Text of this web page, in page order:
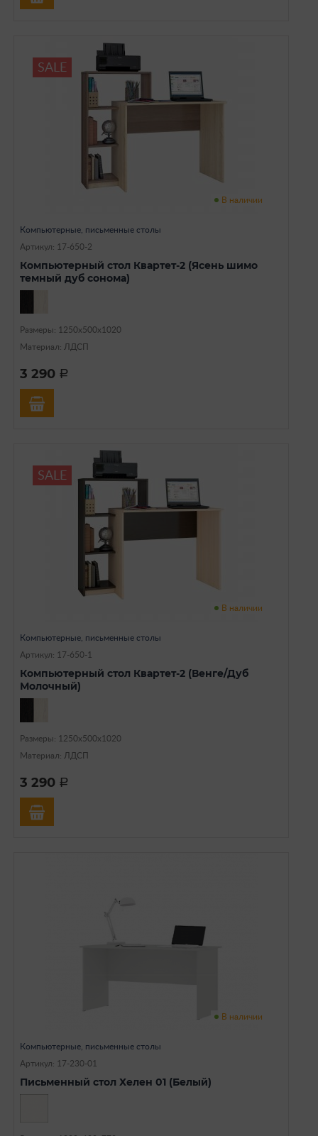
SALE
В наличии
Компьютерные, письменные столы
Артикул: 17-650-2
Компьютерный стол Квартет-2 (Ясень шимо
темный дуб сонома)
Размеры: 1250х500х1020
Материал: ЛДСП
3 290 a
SALE
В наличии
Компьютерные, письменные столы
Артикул: 17-650-1
Компьютерный стол Квартет-2 (Венге/Дуб
Молочный)
Размеры: 1250х500х1020
Материал: ЛДСП
3 290 a
В наличии
Компьютерные, письменные столы
Артикул: 17-230-01
Письменный стол Хелен 01 (Белый)